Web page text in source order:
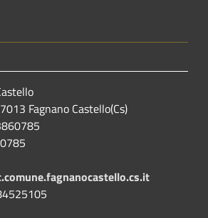
Fagnano Castello(Cs)